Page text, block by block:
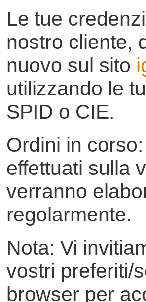
Le tue
nostro cliente,
nuovo sul sito
utilizzando le
SPID o CIE.
Ordini in
effettuati sulla
verranno
regolarmente.
Nota: Vi
vostri preferiti/
browser per